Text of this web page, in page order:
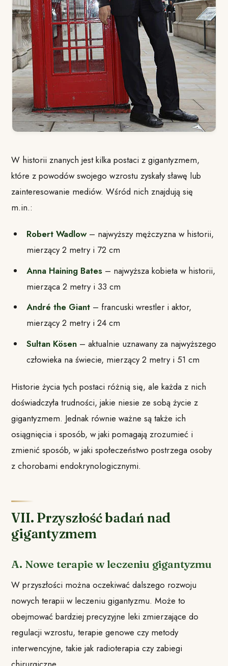
W historii znanych jest kilka postaci z gigantyzmem,
które z powodów swojego wzrostu zyskały sławę lub
zainteresowanie mediów. Wśród nich znajdują się
m.in.:
Robert Wadlow– najwyższy mężczyzna w historii,
mierzący 2 metry i 72 cm
Anna Haining Bates– najwyższa kobieta w historii,
mierząca 2 metry i 33 cm
André the Giant– francuski wrestler i aktor,
mierzący 2 metry i 24 cm
Sultan Kösen– aktualnie uznawany za najwyższego
człowieka na świecie, mierzący 2 metry i 51 cm
Historie życia tych postaci różnią się, ale każda z nich
doświadczyła trudności, jakie niesie ze sobą życie z
gigantyzmem. Jednak równie ważne są także ich
osiągnięcia i sposób, w jaki pomagają zrozumieć i
zmienić sposób, w jaki społeczeństwo postrzega osoby
z chorobami endokrynologicznymi.
VII. Przyszłość badań nad
gigantyzmem
A. Nowe terapie w leczeniu gigantyzmu
W przyszłości można oczekiwać dalszego rozwoju
nowych terapii w leczeniu gigantyzmu. Może to
obejmować bardziej precyzyjne leki zmierzające do
regulacji wzrostu, terapie genowe czy metody
interwencyjne, takie jak radioterapia czy zabiegi